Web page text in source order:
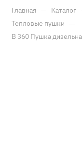
Главная — Каталог
Тепловые пушки —
B 360 Пушка